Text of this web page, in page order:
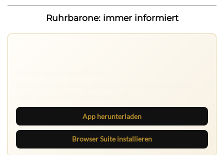
Ruhrbarone: immer informiert
App herunterladen
Browser Suite installieren